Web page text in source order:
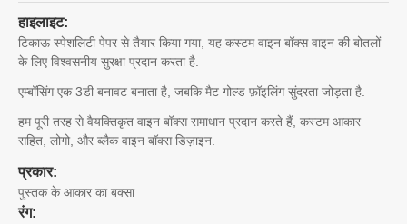
हाइलाइट:
टिकाऊ स्पेशलिटी पेपर से तैयार किया गया, यह कस्टम वाइन बॉक्स वाइन की बोतलों
के लिए विश्वसनीय सुरक्षा प्रदान करता है.
एम्बॉसिंग एक 3डी बनावट बनाता है, जबकि मैट गोल्ड फ़ॉइलिंग सुंदरता जोड़ता है.
हम पूरी तरह से वैयक्तिकृत वाइन बॉक्स समाधान प्रदान करते हैं, कस्टम आकार
सहित, लोगो, और ब्लैक वाइन बॉक्स डिज़ाइन.
प्रकार:
पुस्तक के आकार का बक्सा
रंग: